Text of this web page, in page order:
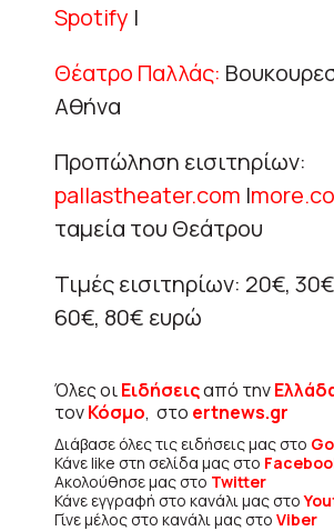
Spotify |
Θέατρο Παλλάς:
Αθήνα
Προπώληση εισιτηρίων:
pallastheater.com |
ταμεία του Θεάτρου
Τιμές εισιτηρίων: 20€,
60€, 80€ ευρώ
Όλες οιΕιδήσειςαπό την
τονΚόσμο, στο ertnews.gr
Διάβασε όλες τις ειδήσεις μας στο
Κάνε like στη σελίδα μας στο
Ακολούθησε μας στο Twitter
Κάνε εγγραφή στο κανάλι μας στο
Γίνε μέλος στο κανάλι μας στο Viber